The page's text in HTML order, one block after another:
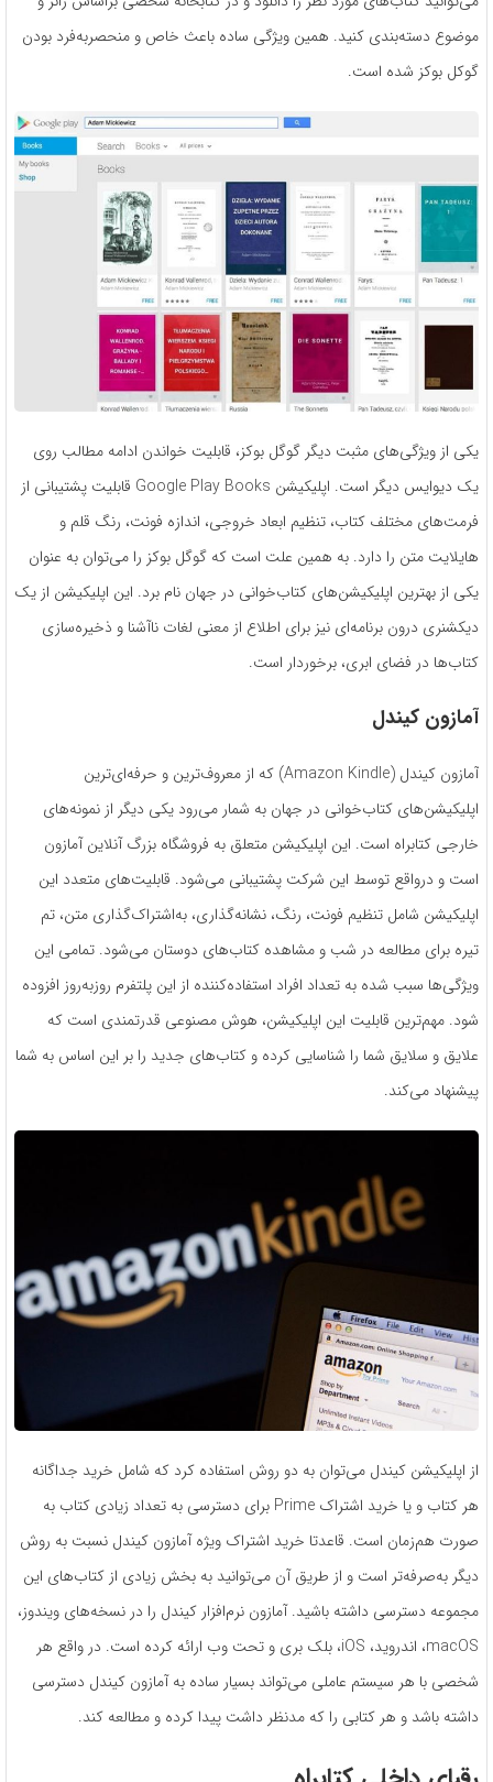
موضوع دسته‌بندی کنید. همین ویژگی ساده باعث خاص و منحصربه‌فرد بودن
گوکل بوکز شده است.
یکی از ویژگی‌های مثبت دیگر گوگل بوکز، قابلیت خواندن ادامه مطالب روی
یک دیوایس دیگر است. اپلیکیشن Google Play Books قابلیت‌ پشتیبانی از
فرمت‌های مختلف کتاب، تنظیم ابعاد خروجی، اندازه فونت، رنگ قلم و
هایلایت متن را دارد. به همین علت است که گوگل بوکز را می‌توان به عنوان
یکی از بهترین اپلیکیشن‌های کتاب‌خوانی در جهان نام برد. این اپلیکیشن از یک
دیکشنری درون برنامه‌ای نیز برای اطلاع از معنی لغات ناآشنا و ذخیره‌سازی
کتاب‌ها در فضای ابری، برخوردار است.
آمازون کیندل
آمازون کیندل (Amazon Kindle) که از معروف‌ترین و حرفه‌ای‌ترین
اپلیکیشن‌های کتاب‌خوانی در جهان به شمار می‌رود یکی دیگر از نمونه‌های
خارجی کتابراه است. این اپلیکیشن متعلق به فروشگاه بزرگ آنلاین آمازون
است و درواقع توسط این شرکت پشتیبانی می‌شود. قابلیت‌های متعدد این
اپلیکیشن شامل تنظیم فونت، رنگ، نشانه‌گذاری، به‌اشتراک‌گذاری متن، تم
تیره برای مطالعه در شب و مشاهده کتاب‌های دوستان می‌شود. تمامی این‌
ویژگی‌ها سبب شده به تعداد افراد استفاده‌کننده از این پلتفرم روزبه‌روز افزوده
شود. مهم‌ترین قابلیت این اپلیکیشن، هوش مصنوعی قدرتمندی است که
علایق و سلایق شما را شناسایی کرده و کتا‌ب‌های جدید را بر این اساس به شما
پیشنهاد می‌کند.
از اپلیکیشن کیندل می‌توان به دو روش استفاده کرد که شامل خرید جداگانه
هر کتاب و یا خرید اشتراک Prime برای دسترسی به تعداد زیادی کتاب به
صورت هم‌زمان است. قاعدتا خرید اشتراک ویژه آمازون کیندل نسبت به روش
دیگر به‌صرفه‌تر است و از طریق آن می‌توانید به بخش زیادی از کتاب‌های این
مجموعه دسترسی داشته باشید. آمازون نرم‌افزار کیندل را در نسخه‌های ویندوز،
macOS، اندروید، iOS، بلک بری و تحت وب ارائه کرده است. در واقع هر
شخصی با هر سیستم عاملی می‌تواند بسیار ساده به آمازون کیندل دسترسی
داشته باشد و هر کتابی را که مدنظر داشت پیدا کرده و مطالعه کند.